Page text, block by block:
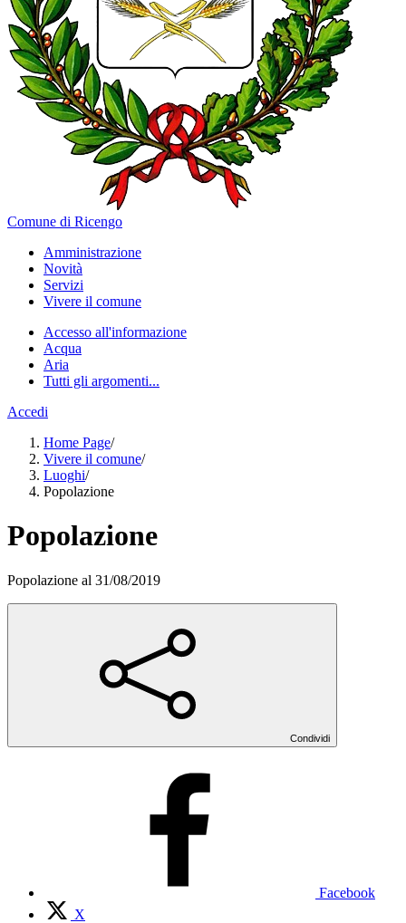
Comune di Ricengo
Amministrazione
Novità
Servizi
Vivere il comune
Accesso all'informazione
Acqua
Aria
Tutti gli argomenti...
Accedi
Home Page/
Vivere il comune/
Luoghi/
Popolazione
Popolazione
Popolazione al 31/08/2019
Condividi
Facebook
X